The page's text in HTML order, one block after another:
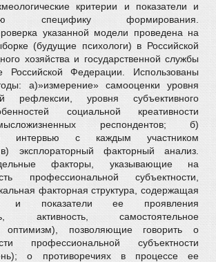
критерии и показатели и
специфику формирования.
указанной модели проведена на
(будущие психологи) в Российской
хозяйства и государственной службы
Российской Федерации. Использованы
а)»измерение» самооценки уровня
рефлексии, уровня субъективного
социальной креативности
респондентов; б)
интервью с каждым участником
эксплораторный факторный анализ.
факторы, указывающие на
профессиональной субъектности,
факторная структура, содержащая
и показатели ее проявления
активность, самостоятельное
оптимизм), позволяющие говорить о
профессиональной субъектности
о противоречиях в процессе ее